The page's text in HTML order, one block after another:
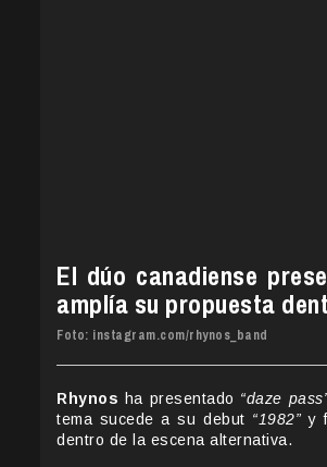
El dúo canadiense
amplía su propuesta
Foto: instagram.com/rhynos_band
Rhynos ha presentado “daze
tema sucede a su debut “1982” y
dentro de la escena alternativa.